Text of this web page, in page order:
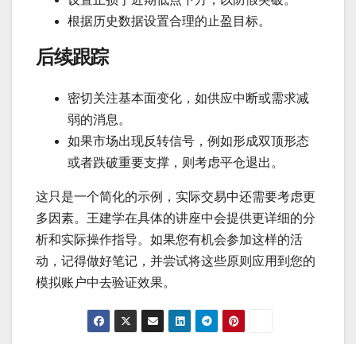
根据历史数据设置合理的止盈目标。
后续跟踪
密切关注基本面变化，如供应中断或需求减
弱的消息。
如果市场出现反转信号，例如形成双顶形态
或者跌破重要支撑，则考虑平仓退出。
这只是一个简化的示例，实际交易中还需要考虑更
多因素。王建学在具体的讲座中会提供更详细的分
析和实际操作指导。如果您有机会参加这样的活
动，记得做好笔记，并尝试将这些原则应用到您的
模拟账户中去验证效果。